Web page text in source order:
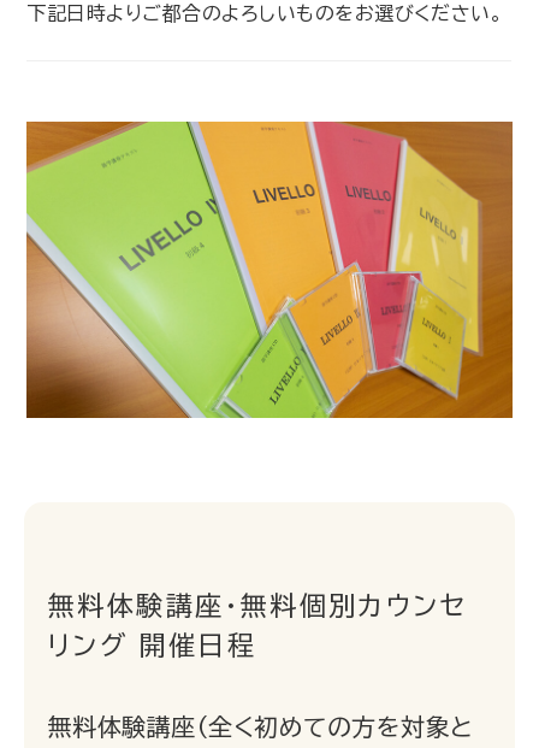
下記日時よりご都合のよろしいものをお選びください。
無料体験講座・無料個別カウンセ
リング 開催日程
無料体験講座（全く初めての方を対象と